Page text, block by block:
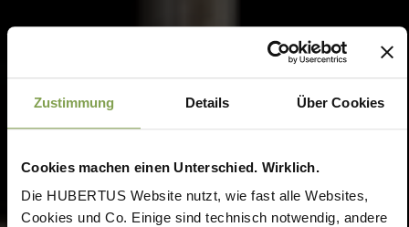
Zustimmung Details Über Cookies
Cookies machen einen Unterschied. Wirklich.
Die HUBERTUS Website nutzt, wie fast alle Websites,
Cookies und Co. Einige sind technisch notwendig, andere